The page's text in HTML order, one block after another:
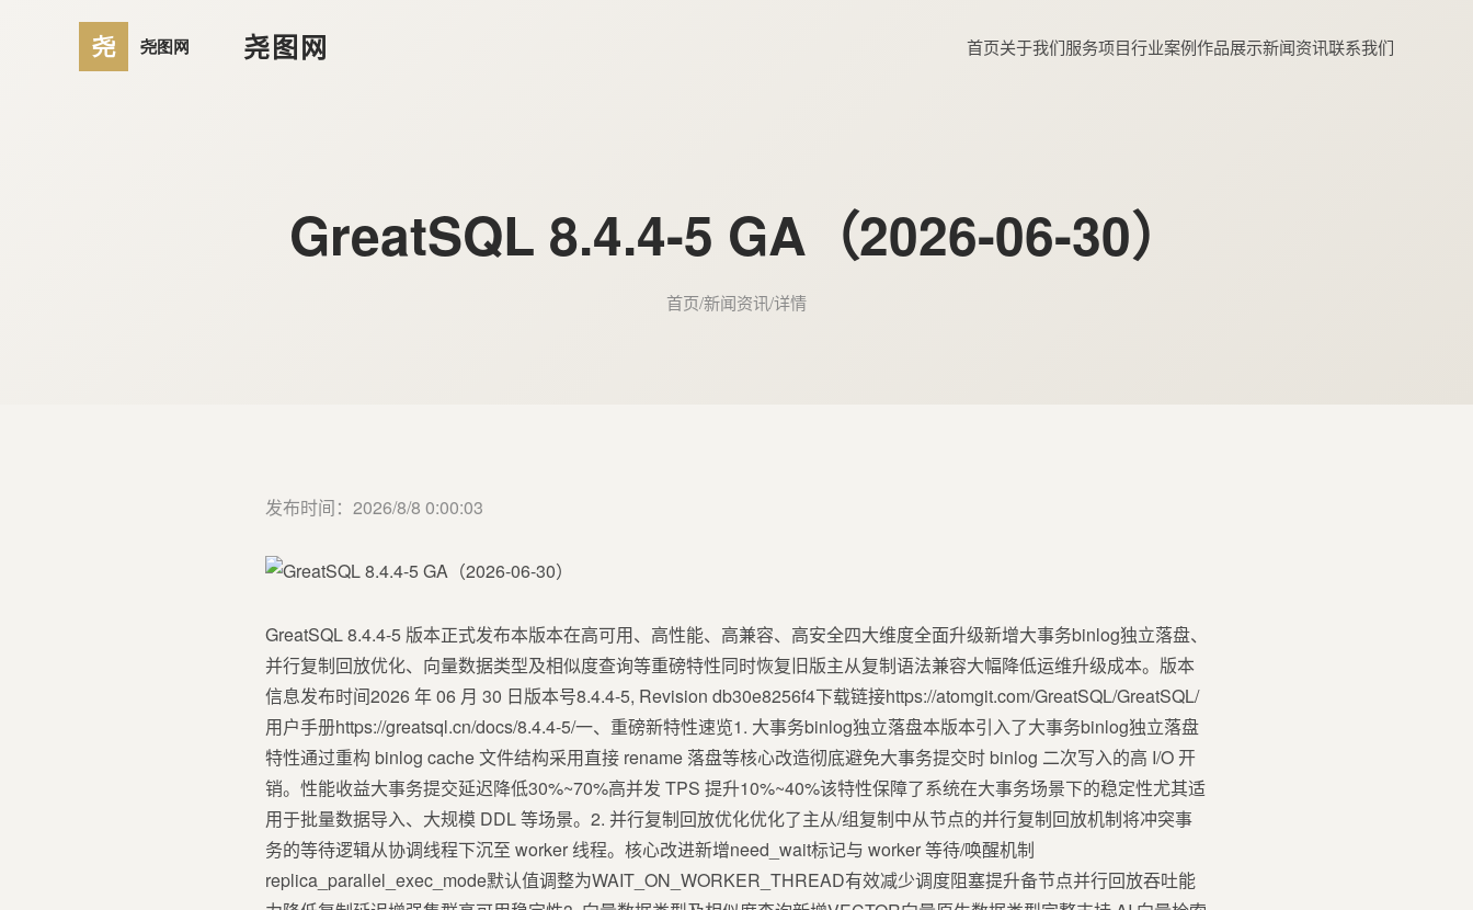
尧图网 首页关于我们服务项目行业案例作品展示新闻资讯联系我们
GreatSQL 8.4.4-5 GA（2026-06-30）
首页/新闻资讯/详情
发布时间：2026/8/8 0:00:03
GreatSQL 8.4.4-5 版本正式发布本版本在高可用、高性能、高兼容、高安全四大维度全面升级新增大事务binlog独立落盘、
并行复制回放优化、向量数据类型及相似度查询等重磅特性同时恢复旧版主从复制语法兼容大幅降低运维升级成本。版本
信息发布时间2026 年 06 月 30 日版本号8.4.4-5, Revision db30e8256f4下载链接https://atomgit.com/GreatSQL/GreatSQL/
用户手册https://greatsql.cn/docs/8.4.4-5/一、重磅新特性速览1. 大事务binlog独立落盘本版本引入了大事务binlog独立落盘
特性通过重构 binlog cache 文件结构采用直接 rename 落盘等核心改造彻底避免大事务提交时 binlog 二次写入的高 I/O 开
销。性能收益大事务提交延迟降低30%~70%高并发 TPS 提升10%~40%该特性保障了系统在大事务场景下的稳定性尤其适
用于批量数据导入、大规模 DDL 等场景。2. 并行复制回放优化优化了主从/组复制中从节点的并行复制回放机制将冲突事
务的等待逻辑从协调线程下沉至 worker 线程。核心改进新增need_wait标记与 worker 等待/唤醒机制
replica_parallel_exec_mode默认值调整为WAIT_ON_WORKER_THREAD有效减少调度阻塞提升备节点并行回放吞吐能